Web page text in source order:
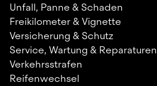
Unfall, Panne & Schaden
Freikilometer & Vignette
Versicherung & Schutz
Service, Wartung & Reparaturen
Verkehrsstrafen
Reifenwechsel